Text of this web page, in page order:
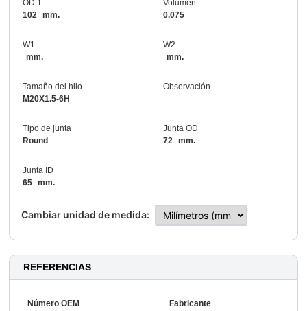
OD 1
102
mm.
Volumen
0.075
W1
mm.
W2
mm.
Tamaño del hilo
M20X1.5-6H
Observación
Tipo de junta
Round
Junta OD
72
mm.
Junta ID
65 mm.
Cambiar unidad de medida:
REFERENCIAS
Número OEM Fabricante